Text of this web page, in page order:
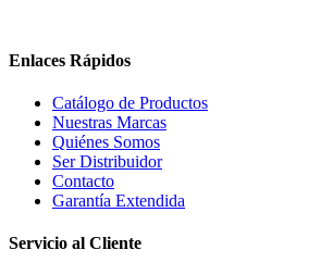
Enlaces Rápidos
Catálogo de Productos
Nuestras Marcas
Quiénes Somos
Ser Distribuidor
Contacto
Garantía Extendida
Servicio al Cliente